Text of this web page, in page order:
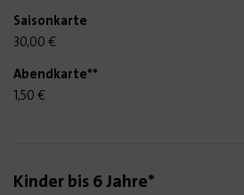
30,00 €
1,50 €
Kinder bis 6 Jahre*